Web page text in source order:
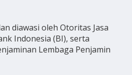
diawasi oleh Otoritas Jasa
Indonesia (BI), serta
Lembaga Penjamin